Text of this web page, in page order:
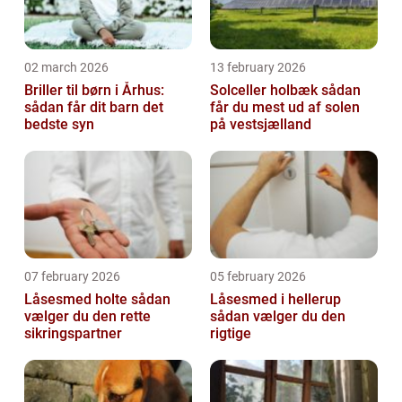
02 march 2026
Briller til børn i Århus:
sådan får dit barn det
bedste syn
13 february 2026
Solceller holbæk sådan
får du mest ud af solen
på vestsjælland
07 february 2026
Låsesmed holte sådan
vælger du den rette
sikringspartner
05 february 2026
Låsesmed i hellerup
sådan vælger du den
rigtige